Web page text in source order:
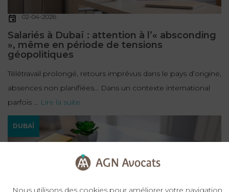
02-04-2026
Salariés à Dubaï : attention à l’« absconding
», même en période de tensions
géopolitiques
Télétravail prolongé, retours imprévus dans le pays d’origine,
absences non planifiées… Dans un contexte international
parfois ... Lire la suite
DUBAÏ
Nous utilisons des cookies pour améliorer votre navigation